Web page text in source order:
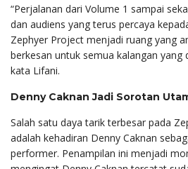
“Perjalanan dari Volume 1 sampai
dan audiens yang terus percaya
Zephyer Project menjadi ruang yang
berkesan untuk semua kalangan yang
kata Lifani.
Denny Caknan Jadi Sorotan
Salah satu daya tarik terbesar pada
adalah kehadiran Denny Caknan
performer. Penampilan ini menjadi